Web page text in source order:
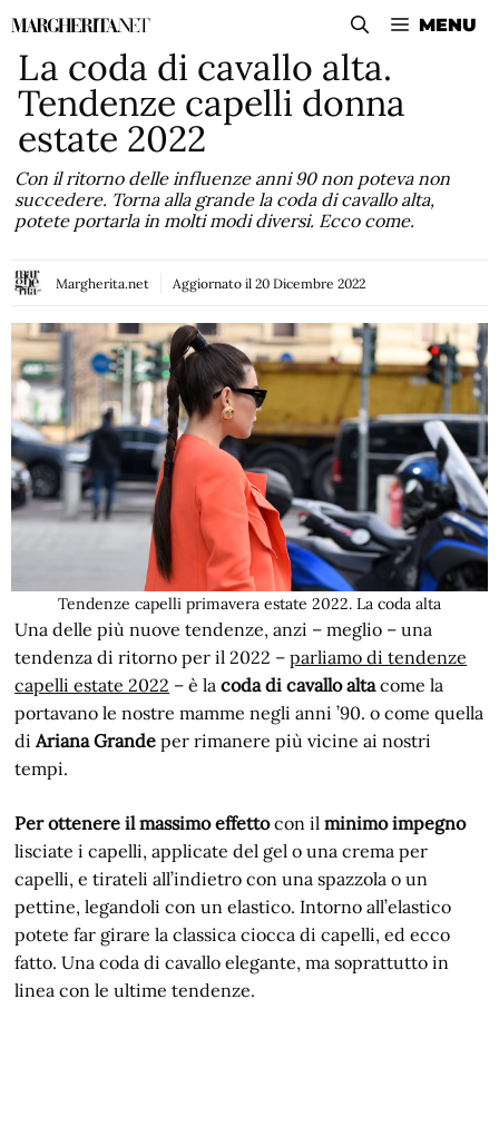
Vai
contenuto
MENU
La coda di cavallo alta.
Tendenze capelli donna
estate 2022
Con il ritorno delle influenze anni 90 non poteva non
succedere. Torna alla grande la coda di cavallo alta,
potete portarla in molti modi diversi. Ecco come.
Margherita.net Aggiornato il 20 Dicembre 2022
Tendenze capelli primavera estate 2022. La coda alta
Una delle più nuove tendenze, anzi – meglio – una
tendenza di ritorno per il 2022 –parliamo di tendenze
capelli estate 2022 – è lacoda di cavallo altacome la
portavano le nostre mamme negli anni ’90. o come quella
diAriana Grande per rimanere più vicine ai nostri
tempi.
Per ottenere il massimo effettocon ilminimo impegno
lisciate i capelli, applicate del gel o una crema per
capelli, e tirateli all’indietro con una spazzola o un
pettine, legandoli con un elastico. Intorno all’elastico
potete far girare la classica ciocca di capelli, ed ecco
fatto. Una coda di cavallo elegante, ma soprattutto in
linea con le ultime tendenze.